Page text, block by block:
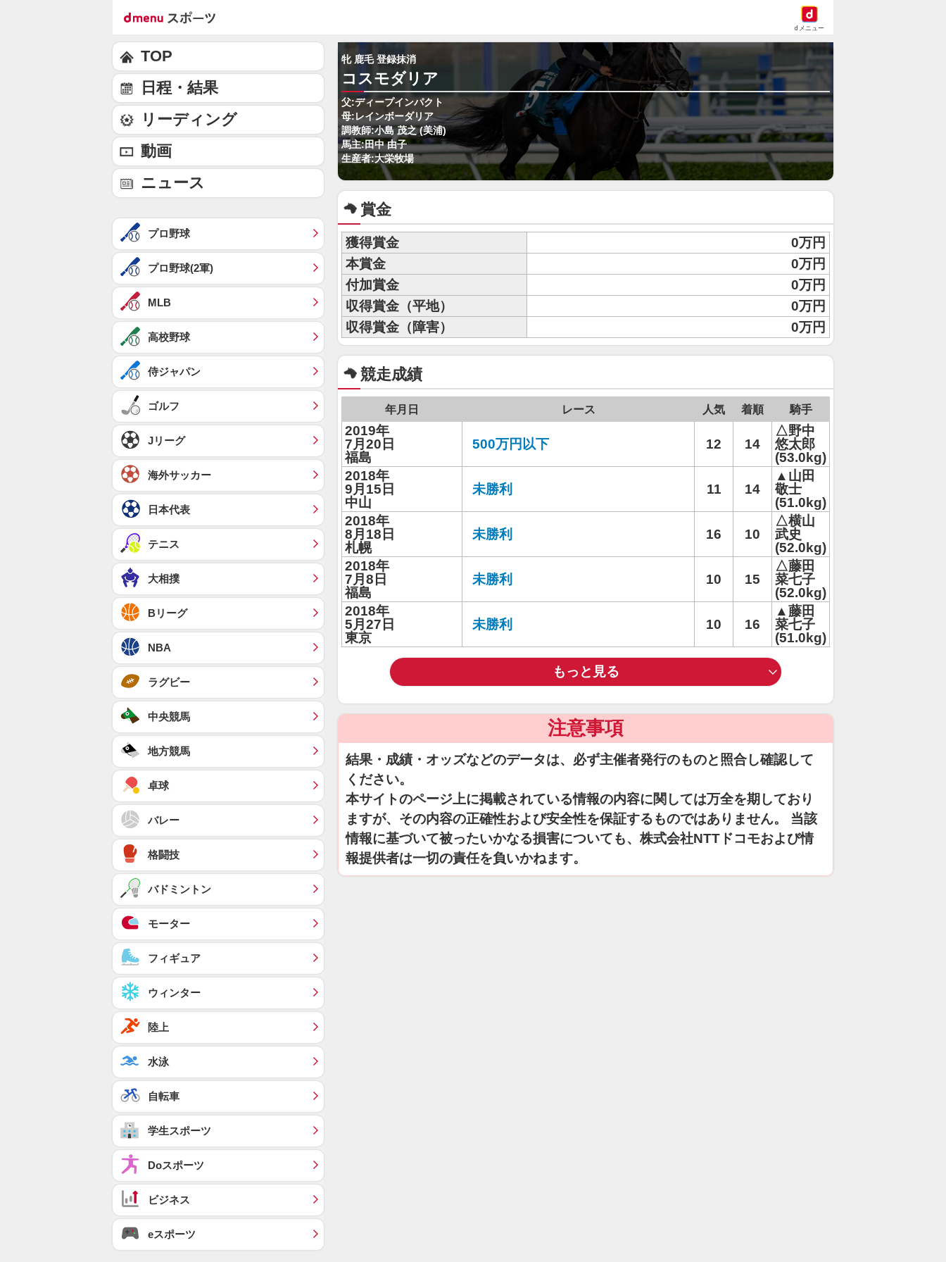
dメニュー
牝 鹿毛 登録抹消
コスモダリア
父:ディープインパクト
母:レインボーダリア
調教師:小島 茂之 (美浦)
馬主:田中 由子
生産者:大栄牧場
賞金
獲得賞金
0万円
本賞金
0万円
付加賞金
0万円
収得賞金（平地）
0万円
収得賞金（障害）
0万円
競走成績
年月日 レース 人気 着順 騎手
2019年
7月20日
福島
500万円以下 12 14
△野中
悠太郎
(53.0kg)
2018年
9月15日
中山
未勝利 11 14
▲山田
敬士
(51.0kg)
2018年
8月18日
札幌
未勝利 16 10
△横山
武史
(52.0kg)
2018年
7月8日
福島
未勝利 10 15
△藤田
菜七子
(52.0kg)
2018年
5月27日
東京
未勝利 10 16
▲藤田
菜七子
(51.0kg)
もっと見る
注意事項
結果・成績・オッズなどのデータは、必ず主催者発行のものと照合し確認して
ください。
本サイトのページ上に掲載されている情報の内容に関しては万全を期しており
ますが、その内容の正確性および安全性を保証するものではありません。 当該
情報に基づいて被ったいかなる損害についても、株式会社NTTドコモおよび情
報提供者は一切の責任を負いかねます。
TOP
日程・結果
リーディング
動画
ニュース
プロ野球
プロ野球(2軍)
MLB
高校野球
侍ジャパン
ゴルフ
Jリーグ
海外サッカー
日本代表
テニス
大相撲
Bリーグ
NBA
ラグビー
中央競馬
地方競馬
卓球
バレー
格闘技
バドミントン
モーター
フィギュア
ウィンター
陸上
水泳
自転車
学生スポーツ
Doスポーツ
ビジネス
eスポーツ